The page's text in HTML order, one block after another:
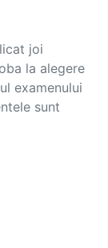
joi
la alegere
examenului
sunt